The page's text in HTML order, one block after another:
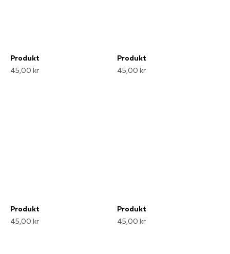
Produkt
45,00 kr
Produkt
45,00 kr
Produkt
45,00 kr
Produkt
45,00 kr